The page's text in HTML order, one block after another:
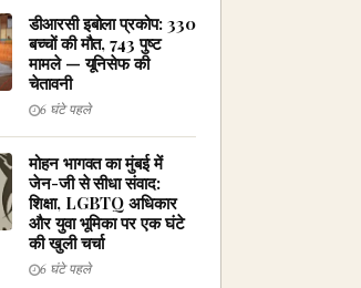
डीआरसी इबोला प्रकोप: 330
बच्चों की मौत, 743 पुष्ट
मामले — यूनिसेफ की
चेतावनी
6 घंटे पहले
मोहन भागवत का मुंबई में
जेन-जी से सीधा संवाद:
शिक्षा, LGBTQ अधिकार
और युवा भूमिका पर एक घंटे
की खुली चर्चा
6 घंटे पहले